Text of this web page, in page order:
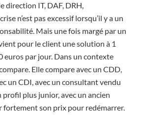
direction IT, DAF, DRH,
n’est pas excessif lorsqu’il y a un
Mais une fois margé par un
pour le client une solution à 1
euros par jour. Dans un contexte
Elle compare avec un CDD,
un CDI, avec un consultant vendu
profil plus junior, avec un ancien
fortement son prix pour redémarrer.